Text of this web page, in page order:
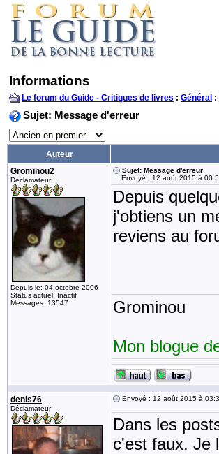
Informations
Le forum du Guide - Critiques de livres : Général :
Sujet: Message d'erreur
Auteur
Grominou2
Déclamateur
Depuis le: 04 octobre 2006
Status actuel: Inactif
Messages: 13547
Sujet: Message d'erreur
Envoyé : 12 août 2015 à
Depuis
j'obtiens un
reviens au
Grominou
Mon blogue
denis76
Déclamateur
Envoyé : 12 août 2015 à
Dans les
c'est faux. Je